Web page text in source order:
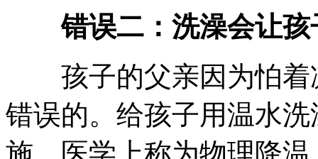
错误二：洗澡会让孩
孩子的父亲因为怕着
错误的。给孩子用温水
施，医学上称为物理降